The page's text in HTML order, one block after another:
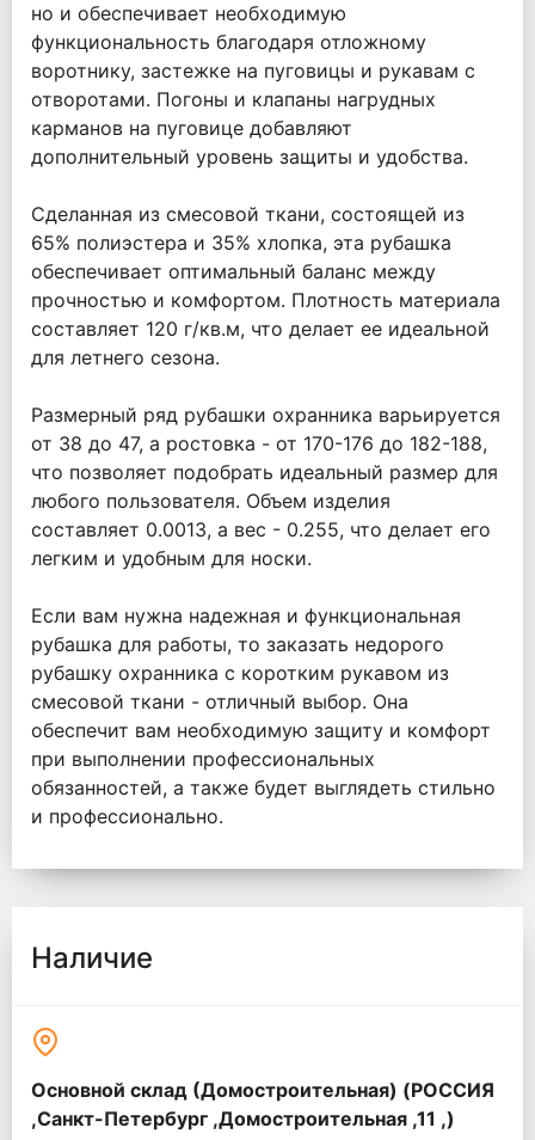
но и обеспечивает необходимую
функциональность благодаря отложному
воротнику, застежке на пуговицы и рукавам с
отворотами. Погоны и клапаны нагрудных
карманов на пуговице добавляют
дополнительный уровень защиты и удобства.
Сделанная из смесовой ткани, состоящей из
65% полиэстера и 35% хлопка, эта рубашка
обеспечивает оптимальный баланс между
прочностью и комфортом. Плотность материала
составляет 120 г/кв.м, что делает ее идеальной
для летнего сезона.
Размерный ряд рубашки охранника варьируется
от 38 до 47, а ростовка - от 170-176 до 182-188,
что позволяет подобрать идеальный размер для
любого пользователя. Объем изделия
составляет 0.0013, а вес - 0.255, что делает его
легким и удобным для носки.
Если вам нужна надежная и функциональная
рубашка для работы, то заказать недорого
рубашку охранника с коротким рукавом из
смесовой ткани - отличный выбор. Она
обеспечит вам необходимую защиту и комфорт
при выполнении профессиональных
обязанностей, а также будет выглядеть стильно
и профессионально.
Наличие
Основной склад (Домостроительная) (РОССИЯ
,Санкт-Петербург ,Домостроительная ,11 ,)